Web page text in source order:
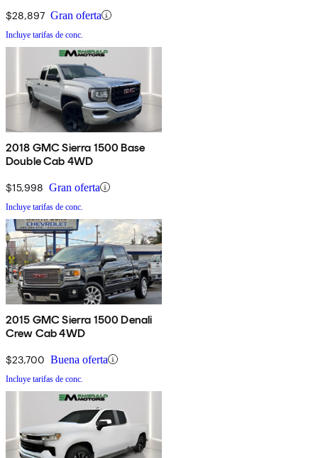
$28,897 Gran oferta
Incluye tarifas de conc.
2018 GMC Sierra 1500 Base
Double Cab 4WD
$15,998 Gran oferta
Incluye tarifas de conc.
2015 GMC Sierra 1500 Denali
Crew Cab 4WD
$23,700 Buena oferta
Incluye tarifas de conc.